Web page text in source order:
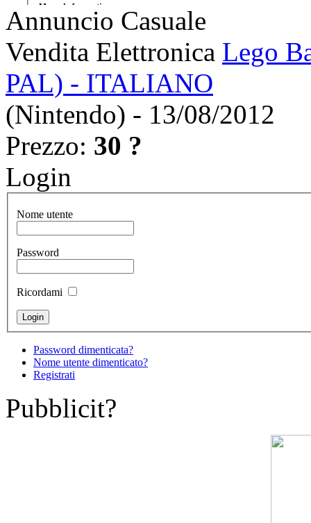
Annuncio Casuale
Vendita Elettronica Lego
PAL) - ITALIANO
(Nintendo) - 13/08/2012
Prezzo: 30 ?
Login
Nome utente
Password
Ricordami
Password dimenticata?
Nome utente dimenticato?
Registrati
Pubblicit?